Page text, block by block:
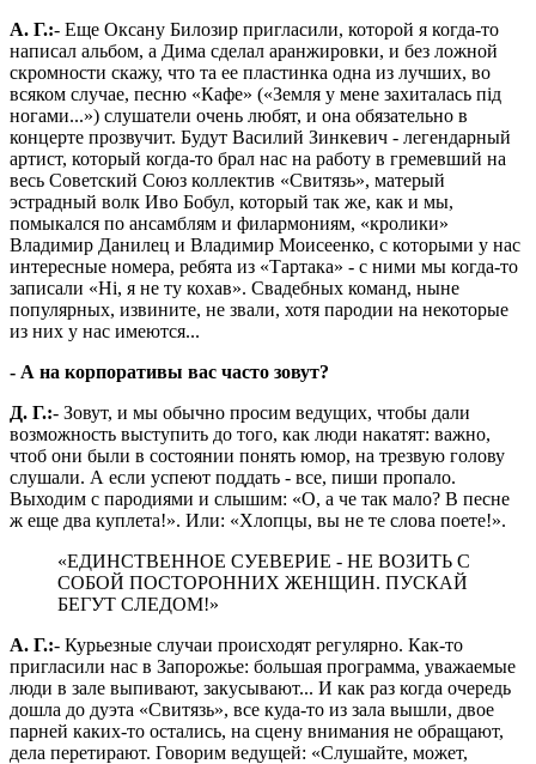
А. Г.:- Еще Оксану Билозир пригласили, которой я когда-то
написал альбом, а Дима сделал аранжировки, и без ложной
скромности скажу, что та ее пластинка одна из лучших, во
всяком случае, песню «Кафе» («Земля у мене захиталась під
ногами...») слушатели очень любят, и она обязательно в
концерте прозвучит. Будут Василий Зинкевич - легендарный
артист, который когда-то брал нас на работу в гремевший на
весь Советский Союз коллектив «Свитязь», матерый
эстрадный волк Иво Бобул, который так же, как и мы,
помыкался по ансамблям и филармониям, «кролики»
Владимир Данилец и Владимир Моисеенко, с которыми у нас
интересные номера, ребята из «Тартака» - с ними мы когда-то
записали «Ні, я не ту кохав». Свадебных команд, ныне
популярных, извините, не звали, хотя пародии на некоторые
из них у нас имеются...
- А на корпоративы вас часто зовут?
Д. Г.:- Зовут, и мы обычно просим ведущих, чтобы дали
возможность выступить до того, как люди накатят: важно,
чтоб они были в состоянии понять юмор, на трезвую голову
слушали. А если успеют поддать - все, пиши пропало.
Выходим с пародиями и слышим: «О, а че так мало? В песне
ж еще два куплета!». Или: «Хлопцы, вы не те слова поете!».
«ЕДИНСТВЕННОЕ СУЕВЕРИЕ - НЕ ВОЗИТЬ С
СОБОЙ ПОСТОРОННИХ ЖЕНЩИН. ПУСКАЙ
БЕГУТ СЛЕДОМ!»
А. Г.:- Курьезные случаи происходят регулярно. Как-то
пригласили нас в Запорожье: большая программа, уважаемые
люди в зале выпивают, закусывают... И как раз когда очередь
дошла до дуэта «Свитязь», все куда-то из зала вышли, двое
парней каких-то остались, на сцену внимания не обращают,
дела перетирают. Говорим ведущей: «Слушайте, может,